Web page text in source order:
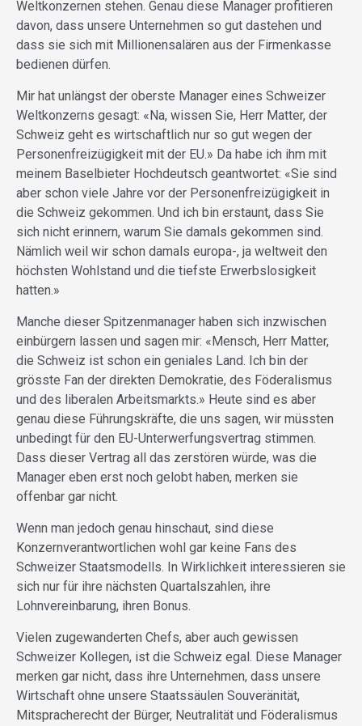
Weltkonzernen stehen. Genau diese Manager profitieren
davon, dass unsere Unternehmen so gut dastehen und
dass sie sich mit Millionensalären aus der Firmenkasse
bedienen dürfen.
Mir hat unlängst der oberste Manager eines Schweizer
Weltkonzerns gesagt: «Na, wissen Sie, Herr Matter, der
Schweiz geht es wirtschaftlich nur so gut wegen der
Personenfreizügigkeit mit der EU.» Da habe ich ihm mit
meinem Baselbieter Hochdeutsch geantwortet: «Sie sind
aber schon viele Jahre vor der Personenfreizügigkeit in
die Schweiz gekommen. Und ich bin erstaunt, dass Sie
sich nicht erinnern, warum Sie damals gekommen sind.
Nämlich weil wir schon damals europa-, ja weltweit den
höchsten Wohlstand und die tiefste Erwerbslosigkeit
hatten.»
Manche dieser Spitzenmanager haben sich inzwischen
einbürgern lassen und sagen mir: «Mensch, Herr Matter,
die Schweiz ist schon ein geniales Land. Ich bin der
grösste Fan der direkten Demokratie, des Föderalismus
und des liberalen Arbeitsmarkts.» Heute sind es aber
genau diese Führungskräfte, die uns sagen, wir müssten
unbedingt für den EU-Unterwerfungsvertrag stimmen.
Dass dieser Vertrag all das zerstören würde, was die
Manager eben erst noch gelobt haben, merken sie
offenbar gar nicht.
Wenn man jedoch genau hinschaut, sind diese
Konzernverantwortlichen wohl gar keine Fans des
Schweizer Staatsmodells. In Wirklichkeit interessieren sie
sich nur für ihre nächsten Quartalszahlen, ihre
Lohnvereinbarung, ihren Bonus.
Vielen zugewanderten Chefs, aber auch gewissen
Schweizer Kollegen, ist die Schweiz egal. Diese Manager
merken gar nicht, dass ihre Unternehmen, dass unsere
Wirtschaft ohne unsere Staatssäulen Souveränität,
Mitspracherecht der Bürger, Neutralität und Föderalismus